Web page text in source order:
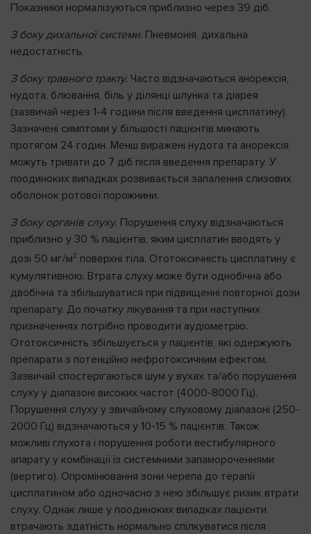
Показники нормалізуються приблизно через 39 діб.
З боку дихальної системи. Пневмонія, дихальна
недостатність.
З боку травного тракту. Часто відзначаються анорексія,
нудота, блювання, біль у ділянці шлунка та діарея
(зазвичай через 1-4 години після введення цисплатину).
Зазначені симптоми у більшості пацієнтів минають
протягом 24 годин. Менш виражені нудота та анорексія
можуть тривати до 7 діб після введення препарату. У
поодиноких випадках розвивається запалення слизових
оболонок ротової порожнини.
З боку органів слуху. Порушення слуху відзначаються
приблизно у 30 % пацієнтів, яким цисплатин вводять у
дозі 50 мг/м2 поверхні тіла. Ототоксичність цисплатину є
кумулятивною. Втрата слуху може бути однобічна або
двобічна та збільшуватися при підвищенні повторної дози
препарату. До початку лікування та при наступних
призначеннях потрібно проводити аудіометрію.
Ототоксичність збільшується у пацієнтів, які одержують
препарати з потенційно нефротоксичним ефектом.
Зазвичай спостерігаються шум у вухах та/або порушення
слуху у діапазоні високих частот (4000-8000 Гц).
Порушення слуху у звичайному слуховому діапазоні (250-
2000 Гц) відзначаються у 10-15 % пацієнтів. Також
можливі глухота і порушення роботи вестибулярного
апарату у комбінації із системними запамороченнями
(вертиго). Опромінювання зони черепа до терапії
цисплатином або одночасно з нею збільшує ризик втрати
слуху. Однак лише у поодиноких випадках пацієнти
втрачають здатність нормально спілкуватися після